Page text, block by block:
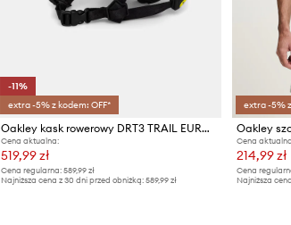
-11%
extra -5% z kodem: OFF*
Oakley kask rowerowy DRT3 TRAIL EUROPE
Cena aktualna:
519,99 zł
Cena regularna: 589,99 zł
Najniższa cena z 30 dni przed obniżką: 589,99 zł
extra -5%
Cena
214,99 zł
Cena
Najniższa